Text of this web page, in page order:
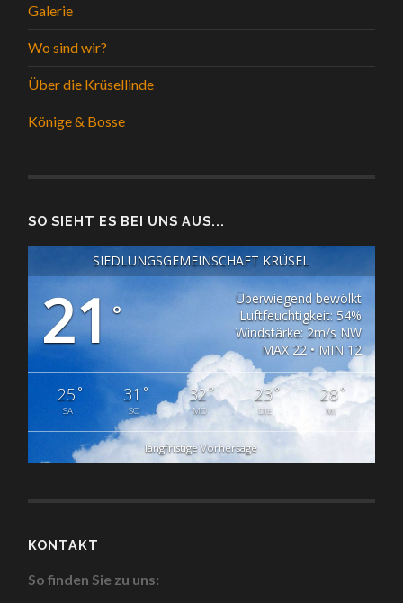
Galerie
Wo sind wir?
Über die Krüsellinde
Könige & Bosse
SO SIEHT ES BEI UNS AUS...
SIEDLUNGSGEMEINSCHAFT KRÜSEL
21°
Überwiegend bewölkt
Luftfeuchtigkeit: 54%
Windstärke: 2m/s NW
MAX 22 • MIN 12
25°
SA
31 °
SO
32°
MO
23°
DIE
28°
MI
langfristige Vorhersage
KONTAKT
So finden Sie zu uns: